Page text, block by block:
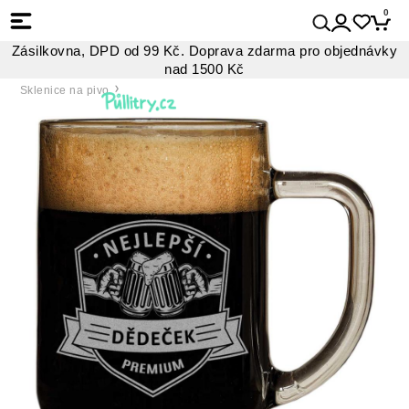
0
Zásilkovna, DPD od 99 Kč. Doprava zdarma pro objednávky
nad 1500 Kč
Sklenice na pivo